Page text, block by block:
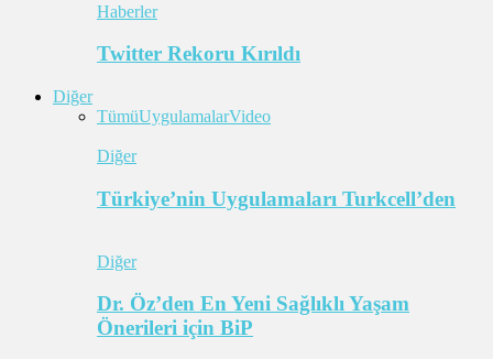
Haberler
Twitter Rekoru Kırıldı
Diğer
TümüUygulamalarVideo
Diğer
Türkiye’nin Uygulamaları Turkcell’den
Diğer
Dr. Öz’den En Yeni Sağlıklı Yaşam
Önerileri için BiP